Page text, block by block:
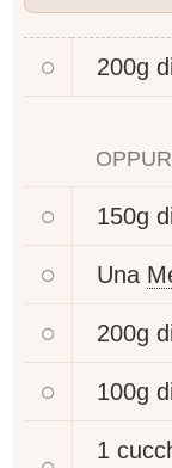
200g di
150g di
Una
200g di
100g di
1